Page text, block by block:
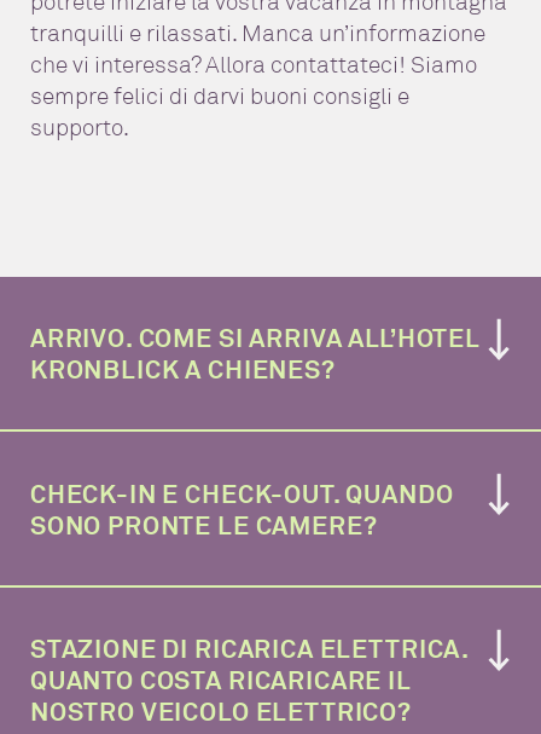
tranquilli e rilassati. Manca un’informazione
che vi interessa? Allora contattateci! Siamo
sempre felici di darvi buoni consigli e
supporto.
ARRIVO. COME SI ARRIVA ALL’HOTEL
KRONBLICK A CHIENES?
nord dell’Alto Adige. Inquesta paginatroverete
tutte le informazioni per viaggiare con
CHECK-IN E CHECK-OUT. QUANDO
SONO PRONTE LE CAMERE?
la vostra suite) sarà pronta alle ore 14:00. Il
giorno della partenza vi chiediamo di liberare
l’alloggio entro le ore 11:00.
STAZIONE DI RICARICA ELETTRICA.
QUANTO COSTA RICARICARE IL
NOSTRO VEICOLO ELETTRICO?